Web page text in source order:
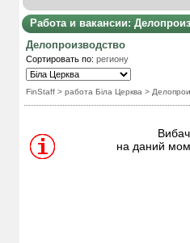
Работа и вакансии:
Делопроизводство
Сортировать по: региону
FinStaff > работа Біла Церква >
на даний